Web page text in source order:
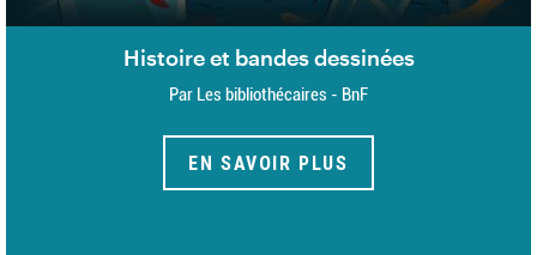
Histoire et bandes dessinées
Par Les bibliothécaires - BnF
EN SAVOIR PLUS